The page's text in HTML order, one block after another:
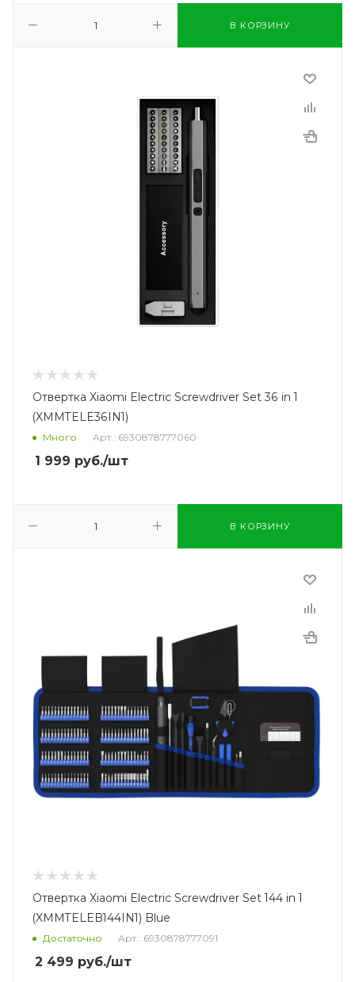
В КОРЗИНУ
Отвертка Xiaomi Electric Screwdriver Set 36 in 1
(XMMTELE36IN1)
Много Арт.: 6930878777060
1 999 руб./шт
В КОРЗИНУ
Отвертка Xiaomi Electric Screwdriver Set 144 in 1
(XMMTELEB144IN1) Blue
Достаточно Арт.: 6930878777091
2 499 руб./шт